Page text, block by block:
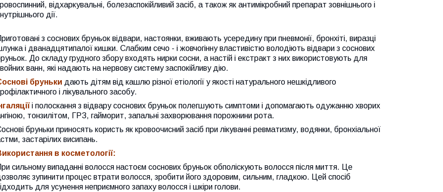
відхаркувальні, болезаспокійливий засіб, а також як антимікробний препарат зовнішнього і
дії.
з соснових бруньок відвари, настоянки, вживають усередину при пневмонії, бронхіті, виразці
і дванадцятипалої кишки. Слабким сечо - і жовчогінну властивістю володіють відвари з соснових
До складу грудного збору входять нирки сосни, а настій і екстракт з них використовують для
ванн, які надають на нервову систему заспокійливу дію.
бруньки дають дітям від кашлю різної етіології у якості натурального нешкідливого
і лікувального засобу.
і полоскання з відвару соснових бруньок полегшують симптоми і допомагають одужанню хворих
тонзилітом, ГРЗ, гайморит, запальні захворювання порожнини рота.
бруньки приносять користь як кровоочисний засіб при лікуванні ревматизму, водянки, бронхіальної
застарілих висипань.
в косметології:
сильному випаданні волосся настоєм соснових бруньок обполіскують волосся після миття. Це
зупинити процес втрати волосся, зробити його здоровим, сильним, гладкою. Цей спосіб
для усунення неприємного запаху волосся і шкіри голови.